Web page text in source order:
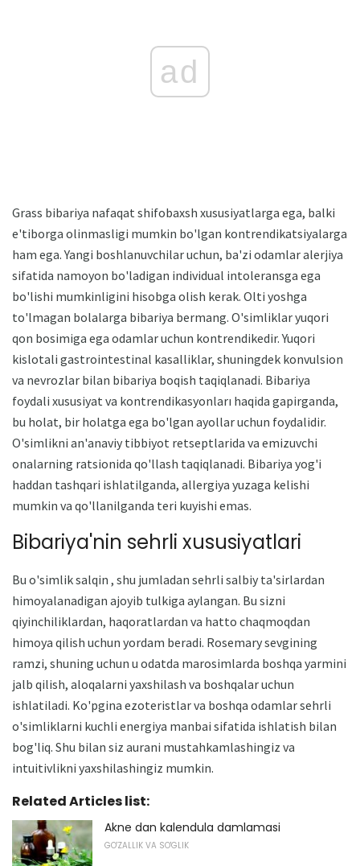
ad
Grass bibariya nafaqat shifobaxsh xususiyatlarga ega, balki
e'tiborga olinmasligi mumkin bo'lgan kontrendikatsiyalarga
ham ega. Yangi boshlanuvchilar uchun, ba'zi odamlar alerjiya
sifatida namoyon bo'ladigan individual intoleransga ega
bo'lishi mumkinligini hisobga olish kerak. Olti yoshga
to'lmagan bolalarga bibariya bermang. O'simliklar yuqori
qon bosimiga ega odamlar uchun kontrendikedir. Yuqori
kislotali gastrointestinal kasalliklar, shuningdek konvulsion
va nevrozlar bilan bibariya boqish taqiqlanadi. Bibariya
foydali xususiyat va kontrendikasyonları haqida gapirganda,
bu holat, bir holatga ega bo'lgan ayollar uchun foydalidir.
O'simlikni an'anaviy tibbiyot retseptlarida va emizuvchi
onalarning ratsionida qo'llash taqiqlanadi. Bibariya yog'i
haddan tashqari ishlatilganda, allergiya yuzaga kelishi
mumkin va qo'llanilganda teri kuyishi emas.
Bibariya'nin sehrli xususiyatlari
Bu o'simlik salqin , shu jumladan sehrli salbiy ta'sirlardan
himoyalanadigan ajoyib tulkiga aylangan. Bu sizni
qiyinchiliklardan, haqoratlardan va hatto chaqmoqdan
himoya qilish uchun yordam beradi. Rosemary sevgining
ramzi, shuning uchun u odatda marosimlarda boshqa yarmini
jalb qilish, aloqalarni yaxshilash va boshqalar uchun
ishlatiladi. Ko'pgina ezoteristlar va boshqa odamlar sehrli
o'simliklarni kuchli energiya manbai sifatida ishlatish bilan
bog'liq. Shu bilan siz aurani mustahkamlashingiz va
intuitivlikni yaxshilashingiz mumkin.
Related Articles list:
Akne dan kalendula damlamasi
GO'ZALLIK VA SO'GLIK